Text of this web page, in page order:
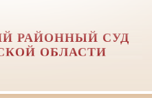
РАЙОННЫЙ СУД
ОБЛАСТИ